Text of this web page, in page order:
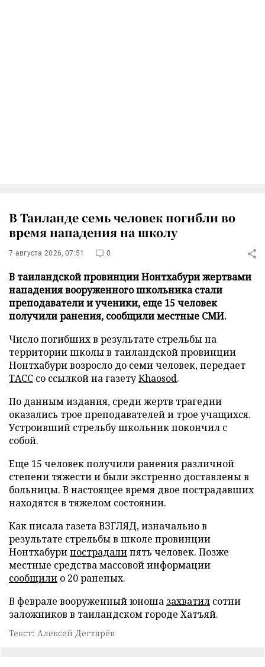
В Таиланде семь человек погибли во
время нападения на школу
7 августа 2026, 07:51 0
В таиландской провинции Нонтхабури жертвами
нападения вооруженного школьника стали
преподаватели и ученики, еще 15 человек
получили ранения, сообщили местные СМИ.
Число погибших в результате стрельбы на
территории школы в таиландской провинции
Нонтхабури возросло до семи человек, передает
ТАСС со ссылкой на газетуKhaosod.
По данным издания, среди жертв трагедии
оказались трое преподавателей и трое учащихся.
Устроивший стрельбу школьник покончил с
собой.
Еще 15 человек получили ранения различной
степени тяжести и были экстренно доставлены в
больницы. В настоящее время двое пострадавших
находятся в тяжелом состоянии.
Как писала газета ВЗГЛЯД, изначально в
результате стрельбы в школе провинции
Нонтхабурипострадалипять человек. Позже
местные средства массовой информации
сообщили о 20 раненых.
В феврале вооруженный юноша захватил сотни
заложников в таиландском городе Хатъяй.
Текст: Алексей Дегтярёв